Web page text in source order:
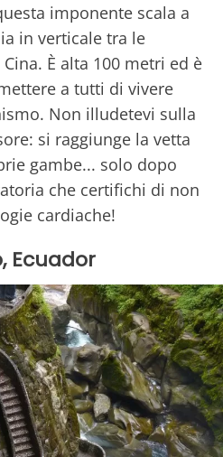
imponente scala a
in verticale tra le
È alta 100 metri ed è
a tutti di vivere
Non illudetevi sulla
si raggiunge la vetta
gambe... solo dopo
che certifichi di non
cardiache!
Ecuador